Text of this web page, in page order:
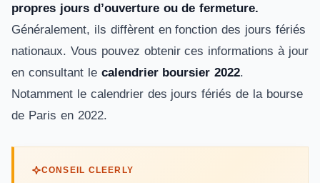
propres jours d’ouverture ou de fermeture.
Généralement, ils diffèrent en fonction des jours fériés
nationaux. Vous pouvez obtenir ces informations à jour
en consultant le calendrier boursier 2022.
Notamment le calendrier des jours fériés de la bourse
de Paris en 2022.
CONSEIL CLEERLY